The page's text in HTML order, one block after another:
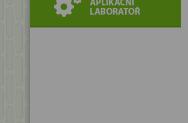
řasových technologií